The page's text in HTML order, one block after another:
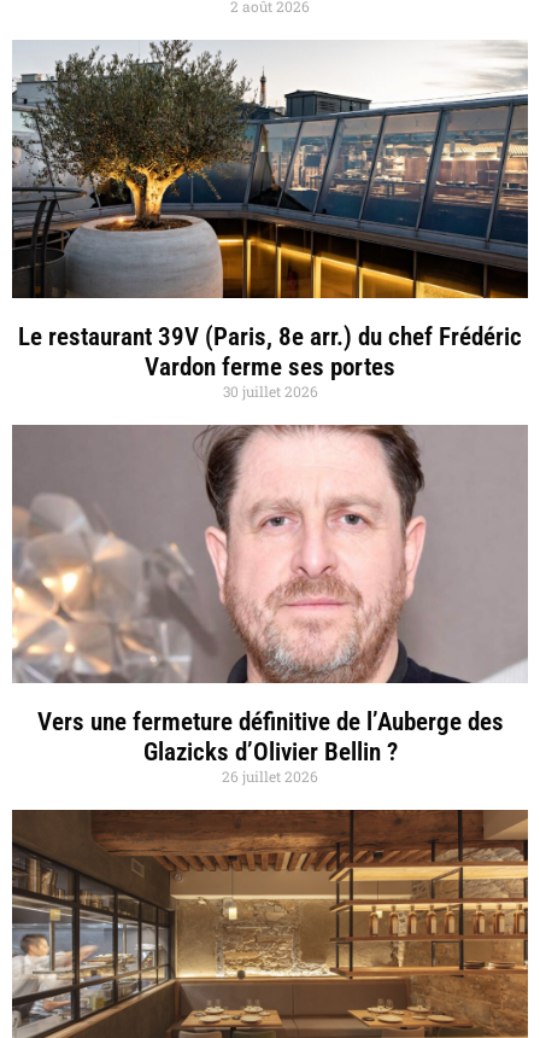
2 août 2026
Le restaurant 39V (Paris, 8e arr.) du chef Frédéric
Vardon ferme ses portes
30 juillet 2026
Vers une fermeture définitive de l’Auberge des
Glazicks d’Olivier Bellin ?
26 juillet 2026